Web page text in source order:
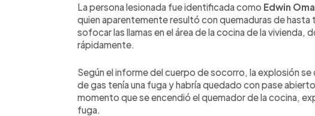
La persona lesionada fue identificada como Edwin
quien aparentemente resultó con quemaduras de
sofocar las llamas en el área de la cocina de la vivienda,
rápidamente.
Según el informe del cuerpo de socorro, la explosión se
de gas tenía una fuga y habría quedado con pase
momento que se encendió el quemador de la cocina,
fuga.